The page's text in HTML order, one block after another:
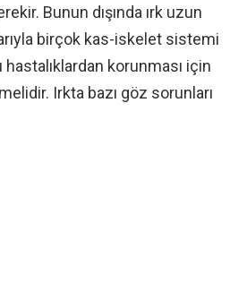
Bunun dışında ırk uzun
birçok kas-iskelet sistemi
hastalıklardan korunması için
Irkta bazı göz sorunları